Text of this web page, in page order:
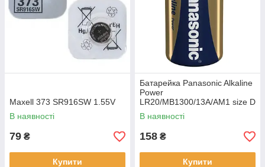
Maxell 373 SR916SW 1.55V
В наявності
79 ₴
Купити
Батарейка Panasonic Alkaline
Power
LR20/MB1300/13A/AM1 size D
(1 шт.)
В наявності
158 ₴
Купити